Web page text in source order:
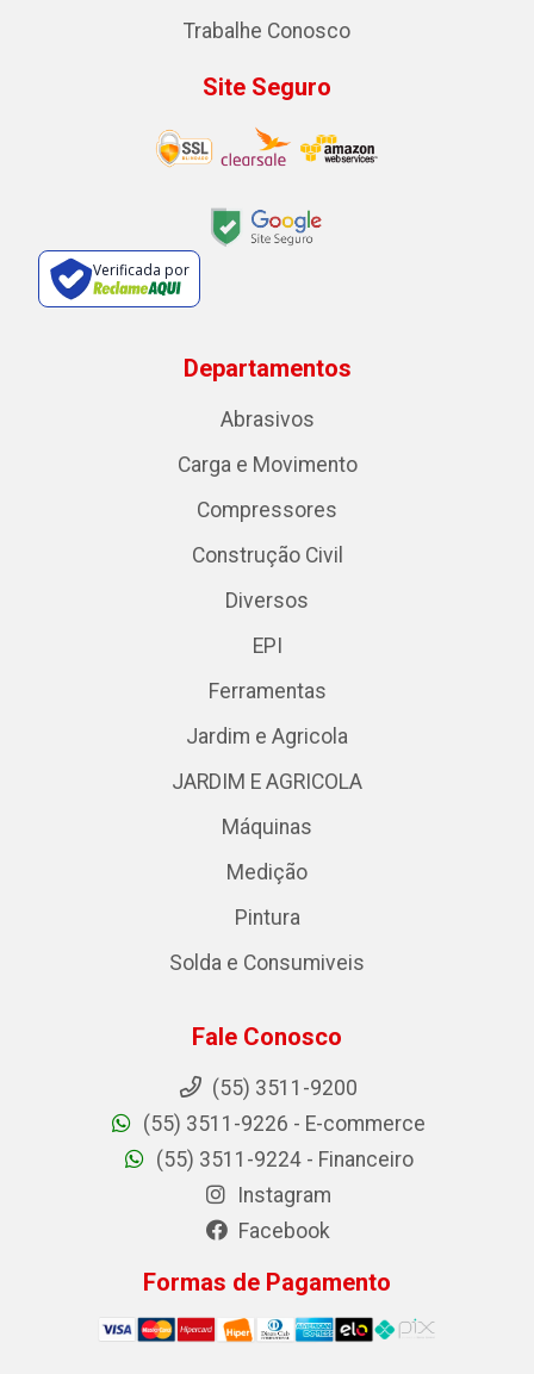
Trabalhe Conosco
Site Seguro
Verificada por
Departamentos
Abrasivos
Carga e Movimento
Compressores
Construção Civil
Diversos
EPI
Ferramentas
Jardim e Agricola
JARDIM E AGRICOLA
Máquinas
Medição
Pintura
Solda e Consumiveis
Fale Conosco
(55) 3511-9200
(55) 3511-9226 - E-commerce
(55) 3511-9224 - Financeiro
Instagram
Facebook
Formas de Pagamento